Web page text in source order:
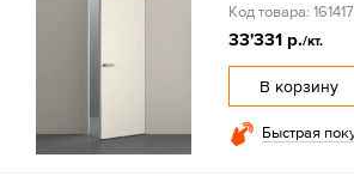
Код товара: 161417
33'331 р./кт.
В корзину
Быстрая